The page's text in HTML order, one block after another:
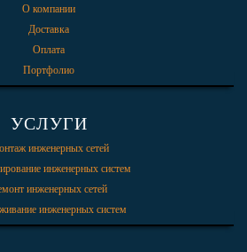
О компании
Доставка
Оплата
Портфолио
УСЛУГИ
инженерных сетей
инженерных систем
инженерных сетей
инженерных систем